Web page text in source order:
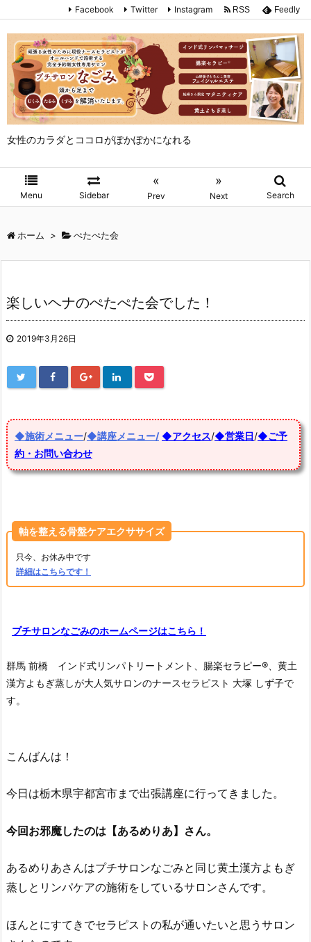
女性のカラダとココロがぽかぽかになれる
Menu Sidebar
«
Prev
»
Next Search
Facebook Twitter Instagram RSS Feedly
ホーム > ぺたぺた会
楽しいヘナのぺたぺた会でした！
2019年3月26日
◆施術メニュー/◆講座メニュー/ ◆アクセス/◆営業日/◆ご予
約・お問い合わせ
軸を整える骨盤ケアエクササイズ
只今、お休み中です
詳細はこちらです！
プチサロンなごみのホームページはこちら！
群馬 前橋 インド式リンパトリートメント、腸楽セラピー®︎、黄土
漢方よもぎ蒸しが大人気サロンのナースセラピスト 大塚 しず子で
す。
こんばんは！
今日は栃木県宇都宮市まで出張講座に行ってきました。
今回お邪魔したのは【あるめりあ】さん。
あるめりあさんはプチサロンなごみと同じ黄土漢方よもぎ
蒸しとリンパケアの施術をしているサロンさんです。
ほんとにすてきでセラピストの私が通いたいと思うサロン